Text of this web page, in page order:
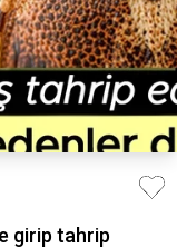
girip tahrip